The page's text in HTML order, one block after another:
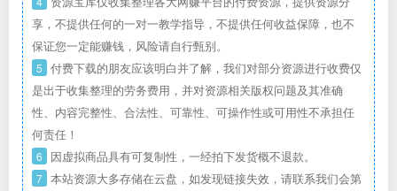
享，不提供任何的一对一教学指导，不提供任何收益保障，也不
保证您一定能赚钱，风险请自行甄别。
5 付费下载的朋友应该明白并了解，我们对部分资源进行收费仅
是出于收集整理的劳务费用，并对资源相关版权问题及其准确
性、内容完整性、合法性、可靠性、可操作性或可用性不承担任
何责任！
6 因虚拟商品具有可复制性，一经拍下发货概不退款。
7 本站资源大多存储在云盘，如发现链接失效，请联系我们会第